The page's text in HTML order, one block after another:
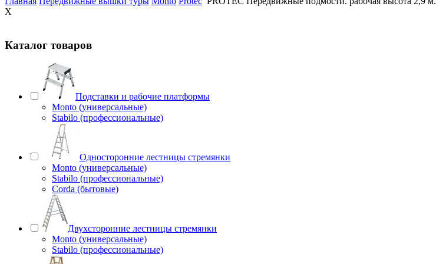
X
Каталог товаров
Подставки и рабочие платформы
Monto (универсальные)
Stabilo (профессиональные)
Односторонние лестницы стремянки
Monto (универсальные)
Stabilo (профессиональные)
Corda (бытовые)
Двухсторонние лестницы стремянки
Monto (универсальные)
Stabilo (профессиональные)